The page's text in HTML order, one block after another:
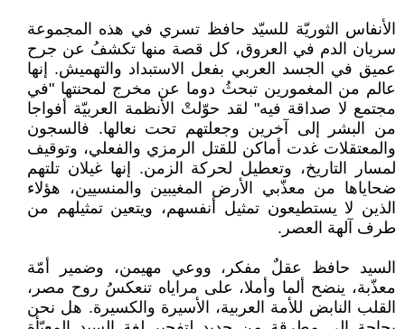
الأنفاس الثوريّة للسيّد حافظ تسري في هذه المجموعة
سريان الدم في العروق، كل قصة منها تكشفُ عن جرح
عميق في الجسد العربي بفعل الاستبداد والتهميش. إنها
عالم من المغمورين تبحثُ دوما عن مخرج لمحنتها "في
مجتمع لا صداقة فيه" لقد حوّلتْ الأنظمة العربيّة أفواجا
من البشر إلى آخرين وجعلتهم تحت نعالها. فالسجون
والمعتقلات غدت أماكن للقتل الرمزي والفعلي، وتوقيف
لمسار التاريخ، وتعطيل لحركة الزمن. إنها غيلان تلتهم
ضحاياها من معذّبي الأرض المغيبين والمنسيين، هؤلاء
الذين لا يستطيعون تمثيل أنفسهم، ويتعين تمثيلهم من
طرف آلهة العصر.
السيد حافظ عقلٌ مفكر، ووعي مهيمن، وضمير أمّة
معذّبة، ينضح ألما وأملا، على مراياه تنعكسُ روح مصر،
القلب النابض للأمة العربية، الأسيرة والكسيرة. هل نحن